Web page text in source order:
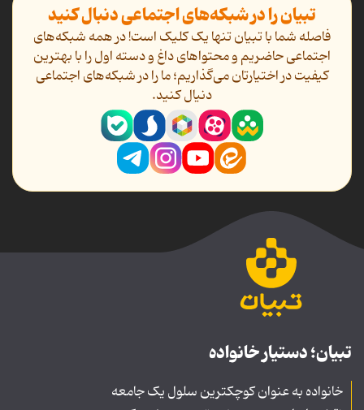
تبیان را در شبکه‌های اجتماعی دنبال کنید
فاصله شما با تبیان تنها یک کلیک است! در همه شبکه‌های
اجتماعی حاضریم و محتواهای داغ و دسته اول را با بهترین
کیفیت در اختیارتان می‌گذاریم؛ ما را در شبکه‌های اجتماعی
دنیال کنید.
تبیان؛ دستیار خانواده
خانواده به عنوان کوچکترین سلول یک جامعه